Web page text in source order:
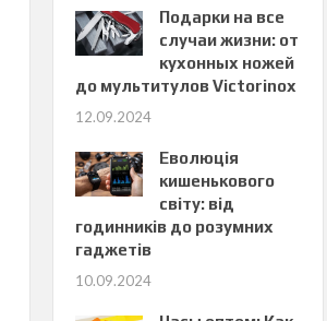
Подарки на все
случаи жизни: от
кухонных ножей
до мультитулов Victorinox
12.09.2024
Еволюція
кишенькового
світу: від
годинників до розумних
гаджетів
10.09.2024